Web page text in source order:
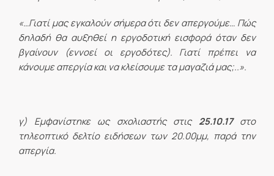
«…Γιατί μας εγκαλούν σήμερα ότι δεν απεργούμε… Πώς
δηλαδή θα αυξηθεί η εργοδοτική εισφορά όταν δεν
βγαίνουν (εννοεί οι εργοδότες). Γιατί πρέπει να
κάνουμε απεργία και να κλείσουμε τα μαγαζιά μας;..».
γ) Εμφανίστηκε ως σχολιαστής στις 25.10.17στο
τηλεοπτικό δελτίο ειδήσεων των 20.00μμ, παρά την
απεργία.